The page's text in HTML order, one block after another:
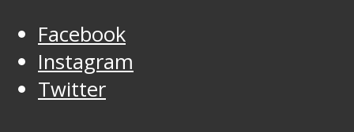
Facebook
Instagram
Twitter